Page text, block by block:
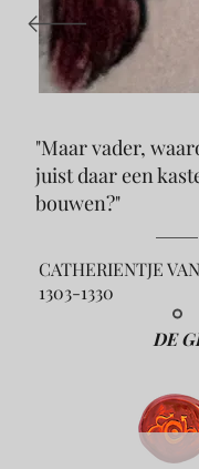
"Maar vader,
juist daar een
bouwen?"
CATHERIENTJE
1303-1330
DE